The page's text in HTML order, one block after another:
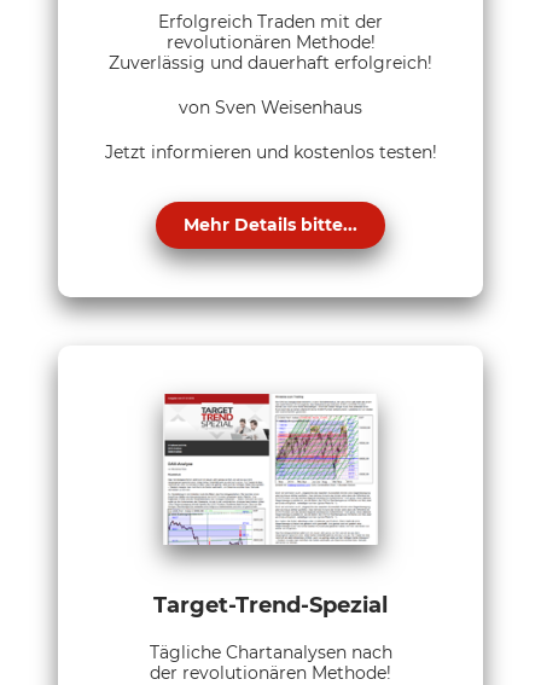
Erfolgreich Traden mit der
revolutionären Methode!
Zuverlässig und dauerhaft erfolgreich!
von Sven Weisenhaus
Jetzt informieren und kostenlos testen!
Mehr Details bitte...
Target-Trend-Spezial
Tägliche Chartanalysen nach
der revolutionären Methode!